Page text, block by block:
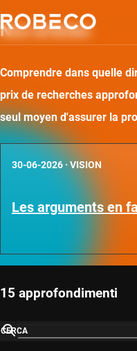
Nos articles
Comprendre dans quelle
prix de recherches
seul moyen d'assurer la
30-06-2026 · VISION
Les arguments en
15 approfondimenti
CERCA